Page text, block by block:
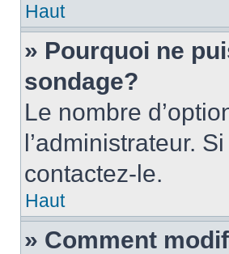
Haut
» Pourquoi ne
sondage?
Le nombre
l’administrateur.
contactez-le.
Haut
» Comment